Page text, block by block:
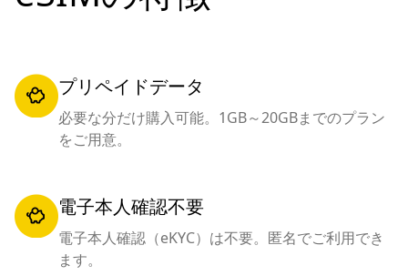
プリペイドデータ
必要な分だけ購入可能。1GB～20GBまでのプラン
をご用意。
電子本人確認不要
電子本人確認（eKYC）は不要。匿名でご利用でき
ます。